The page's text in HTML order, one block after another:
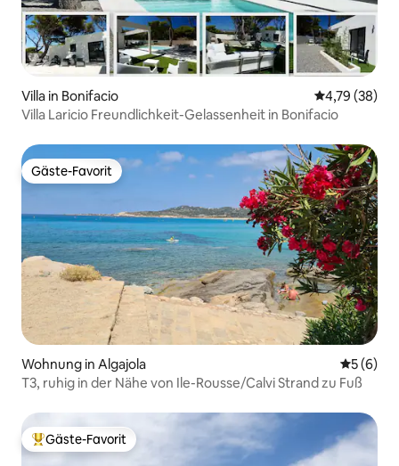
Villa in Bonifacio
4,79 (38)
Villa Laricio Freundlichkeit-Gelassenheit in Bonifacio
Gäste-Favorit
Gäste-Favorit
Wohnung in Algajola
5 (6)
T3, ruhig in der Nähe von Ile-Rousse/Calvi Strand zu Fuß
Beliebter Gäste-Favorit.
Gäste-Favorit